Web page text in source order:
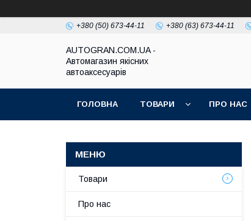
+380 (50) 673-44-11 +380 (63) 673-44-11
AUTOGRAN.COM.UA -
Автомагазин якісних
автоаксесуарів
ГОЛОВНА ТОВАРИ ПРО НАС
Товари
Про нас